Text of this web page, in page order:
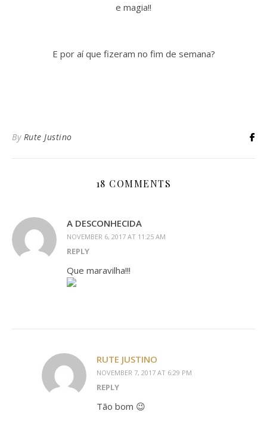
e magia!!
E por aí que fizeram no fim de semana?
By Rute Justino
18 COMMENTS
A DESCONHECIDA
NOVEMBER 6, 2017 AT 11:25 AM
REPLY
Que maravilha!!!
RUTE JUSTINO
NOVEMBER 7, 2017 AT 6:29 PM
REPLY
Tão bom 😉